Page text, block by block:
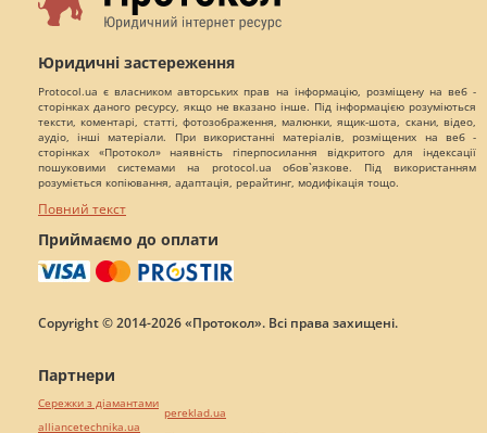
Юридичні застереження
Protocol.ua є власником авторських прав на інформацію, розміщену на веб -
сторінках даного ресурсу, якщо не вказано інше. Під інформацією розуміються
тексти, коментарі, статті, фотозображення, малюнки, ящик-шота, скани, відео,
аудіо, інші матеріали. При використанні матеріалів, розміщених на веб -
сторінках «Протокол» наявність гіперпосилання відкритого для індексації
пошуковими системами на protocol.ua обов`язкове. Під використанням
розуміється копіювання, адаптація, рерайтинг, модифікація тощо.
Повний текст
Приймаємо до оплати
Copyright © 2014-2026 «Протокол». Всі права захищені.
Партнери
Сережки з діамантами
alliancetechnika.ua
pereklad.ua